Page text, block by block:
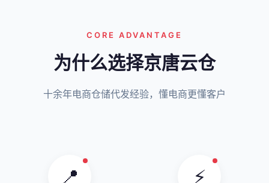
CORE ADVANTAGE
为什么选择京唐云仓
十余年电商仓储代发经验，懂电商更懂客户
📍 ⚡